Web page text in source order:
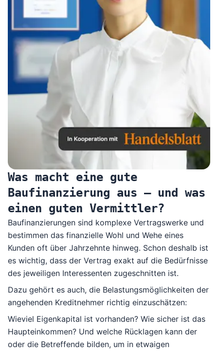
Was macht eine gute
Baufinanzierung aus – und was
einen guten Vermittler?
Baufinanzierungen sind komplexe Vertragswerke und
bestimmen das finanzielle Wohl und Wehe eines
Kunden oft über Jahrzehnte hinweg. Schon deshalb ist
es wichtig, dass der Vertrag exakt auf die Bedürfnisse
des jeweiligen Interessenten zugeschnitten ist.
Dazu gehört es auch, die Belastungsmöglichkeiten der
angehenden Kreditnehmer richtig einzuschätzen:
Wieviel Eigenkapital ist vorhanden? Wie sicher ist das
Haupteinkommen? Und welche Rücklagen kann der
oder die Betreffende bilden, um in etwaigen